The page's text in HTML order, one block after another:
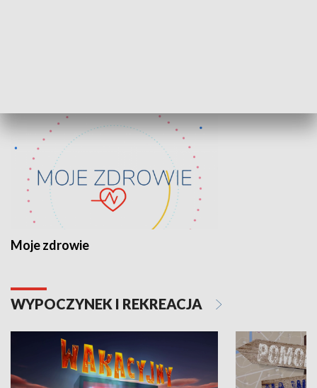
Moje zdrowie
WYPOCZYNEK I REKREACJA